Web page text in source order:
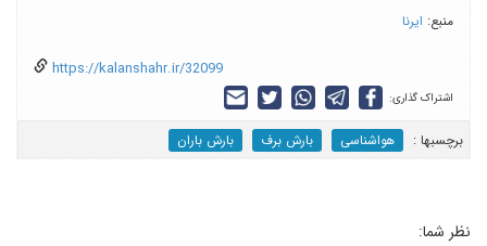
منبع: ایرنا
https://kalanshahr.ir/32099
اشتراک گذاری:
برچسب‎ها : هواشناسی بارش برف بارش باران
نظر شما: